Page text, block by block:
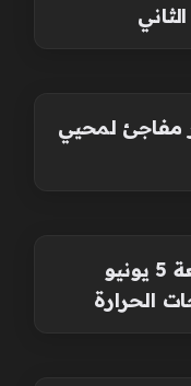
مفاجئ لمحيي
طقس فلسطين اليوم الجمعة 5 يونيو